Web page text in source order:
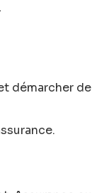
démarcher de